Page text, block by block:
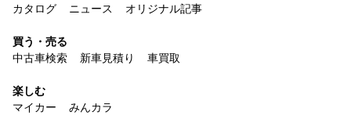
カタログ
ニュース オリジナル記事
買う・売る
中古車検索
新車見積り 車買取
楽しむ
マイカー
みんカラ